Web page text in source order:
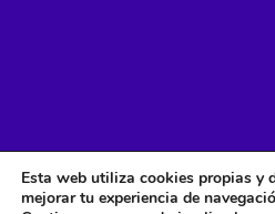
Esta web utiliza cookies propias y
mejorar tu experiencia de